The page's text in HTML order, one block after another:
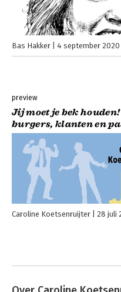
Bas Hakker 4 september 2020
preview
Jij moet je bek
burgers, klanten en
Caroline Koetsenruijter 28 juli